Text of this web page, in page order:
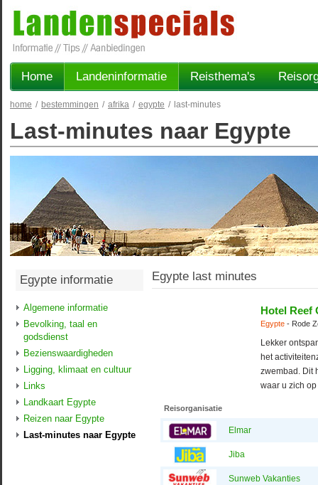
Home Landeninformatie Reisthema's
home / bestemmingen / afrika / egypte / last-minutes
Last-minutes naar Egypte
Egypte last minutes
Hotel Reef
Egypte - Rode
Lekker
het
zwembad. Dit
waar u zich
Reisorganisatie
Elmar
Jiba
Sunweb Vakanties
Egypte informatie
Algemene informatie
Bevolking, taal en
godsdienst
Bezienswaardigheden
Ligging, klimaat en cultuur
Links
Landkaart Egypte
Reizen naar Egypte
Last-minutes naar Egypte